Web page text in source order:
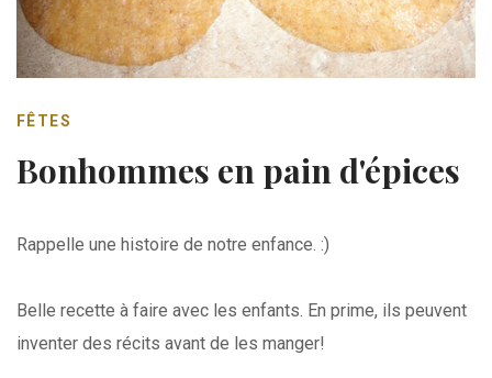
FÊTES
Bonhommes en pain d'épices
Rappelle une histoire de notre enfance. :)
Belle recette à faire avec les enfants. En prime, ils peuvent
inventer des récits avant de les manger!